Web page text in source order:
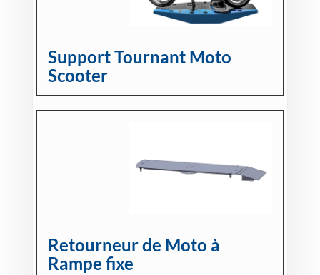
Support Tournant Moto
Scooter
Retourneur de Moto à
Rampe fixe